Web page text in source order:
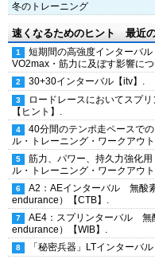
冬のトレーニング
速くなるためのヒント 最近
短期間の高強度インターバ
VO2max・筋力に及ぼす影響に
30+30インターバル【itv】.
ロードレースにおいてスプ
【ヒント】.
40分間のテンポ走ペースで
ル・トレーニング・ワークアウ
筋力、パワー、持久力強化
ル・トレーニング・ワークアウ
A2：AEインターバル 無酸
endurance）【CTB】.
AE4：スプリンターバル 無
endurance）【WIB】.
「秘密兵器」LTインターバ